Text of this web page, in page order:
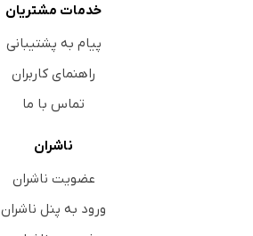
خدمات مشتریان
پیام به پشتیبانی
راهنمای کاربران
تماس با ما
ناشران
عضویت ناشران
ورود به پنل ناشران